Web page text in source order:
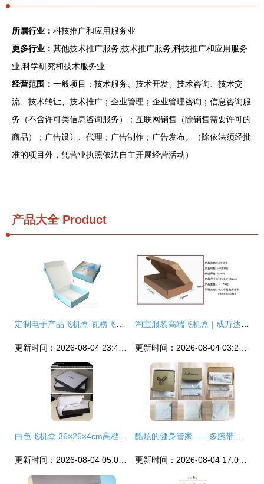
所属行业： 科技推广和应用服务业
更多行业： 其他技术推广服务,技术推广服务,科技推广和应用服务
业,科学研究和技术服务业
经营范围： 一般项目：技术服务、技术开发、技术咨询、技术交
流、技术转让、技术推广；企业管理；企业管理咨询；信息咨询服
务（不含许可类信息咨询服务）；互联网销售（除销售需要许可的
商品）；广告设计、代理；广告制作；广告发布。（除依法须经批
准的项目外，凭营业执照依法自主开展经营活动）
产品大全Product